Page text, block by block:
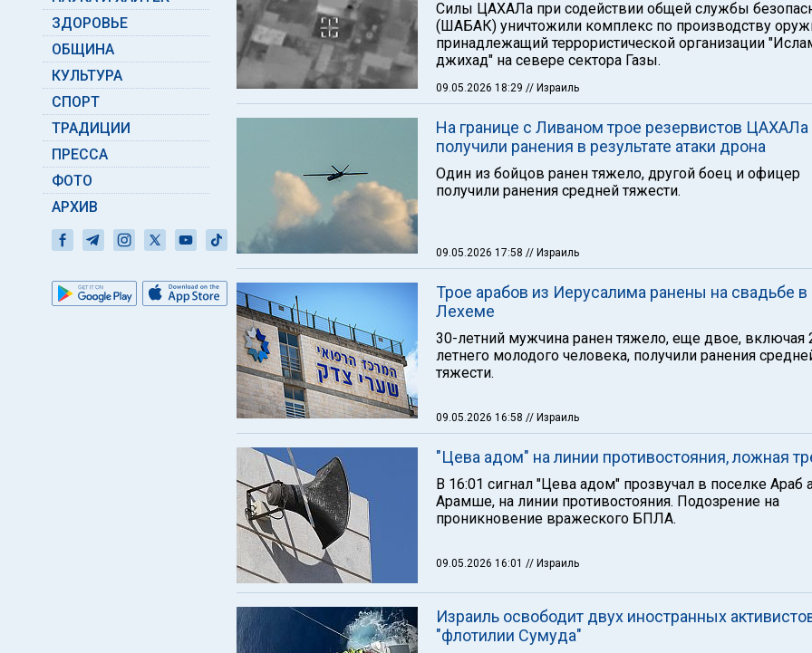
ЗДОРОВЬЕ
ОБЩИНА
КУЛЬТУРА
СПОРТ
ТРАДИЦИИ
ПРЕССА
ФОТО
АРХИВ
Силы ЦАХАЛа при содействии общей службы
(ШАБАК) уничтожили комплекс по производству
принадлежащий террористической организации
джихад" на севере сектора Газы.
09.05.2026 18:29 // Израиль
На границе с Ливаном трое резервистов ЦАХАЛа
получили ранения в результате атаки дрона
Один из бойцов ранен тяжело, другой боец и офицер
получили ранения средней тяжести.
09.05.2026 17:58 // Израиль
Трое арабов из Иерусалима ранены на свадьбе в
Лехеме
30-летний мужчина ранен тяжело, еще двое, включая
летнего молодого человека, получили ранения
тяжести.
09.05.2026 16:58 // Израиль
"Цева адом" на линии противостояния, ложная
В 16:01 сигнал "Цева адом" прозвучал в поселке Араб
Арамше, на линии противостояния. Подозрение на
проникновение вражеского БПЛА.
09.05.2026 16:01 // Израиль
Израиль освободит двух иностранных
"флотилии Сумуда"